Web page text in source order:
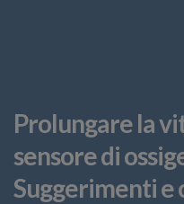
Prolungare la
sensore di
Suggerimenti e